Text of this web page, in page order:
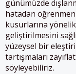
günümüzde
hatadan
kusurlarına yönelik
geliştirilmesini
yüzeysel bir
tartışmaları
söyleyebiliriz.